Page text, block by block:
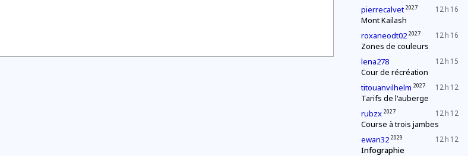
12 h 16
pierrecalvet 2027
Mont Kailash
12 h 16
roxaneodt02 2027
Zones de couleurs
12 h 15
lena278
Cour de récréation
12 h 12
titouanvilhelm 2027
Tarifs de l'auberge
12 h 12
rubzx 2027
Course à trois jambes
12 h 12
ewan32 2029
Infographie